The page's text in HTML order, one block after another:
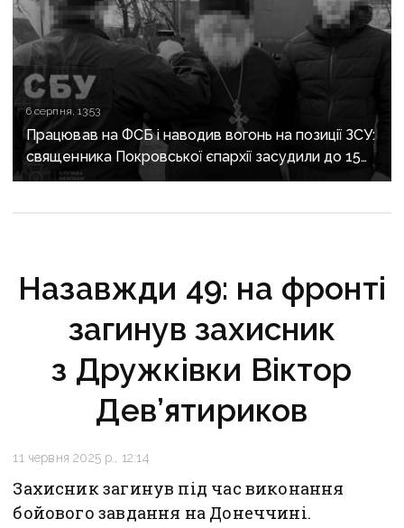
6 серпня, 13:53
Працював на ФСБ і наводив вогонь на позиції ЗСУ:
священника Покровської єпархії засудили до 15
років
Назавжди 49: на фронті
загинув захисник
з Дружківки Віктор
Дев’ятириков
11 червня 2025 р., 12:14
Захисник загинув під час виконання
бойового завдання на Донеччині.